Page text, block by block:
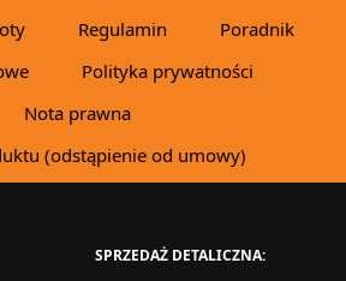
Regulamin
Poradnik
Polityka prywatności
Nota prawna
(odstąpienie od umowy)
SPRZEDAŻ DETALICZNA: